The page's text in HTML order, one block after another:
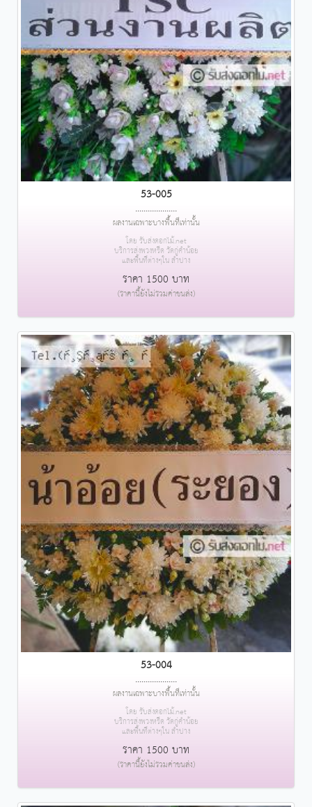
53-005
....................
ผลงานเฉพาะบางพื้นที่เท่านั้น
โดย รับส่งดอกไม้.net
บริการส่งพวงหรีด วัดกู่คำน้อย
และพื้นที่ต่างๆใน ลำปาง
ราคา 1500 บาท
(ราคานี้ยังไม่รวมค่าขนส่ง)
53-004
....................
ผลงานเฉพาะบางพื้นที่เท่านั้น
โดย รับส่งดอกไม้.net
บริการส่งพวงหรีด วัดกู่คำน้อย
และพื้นที่ต่างๆใน ลำปาง
ราคา 1500 บาท
(ราคานี้ยังไม่รวมค่าขนส่ง)